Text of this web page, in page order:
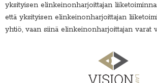
yksityisen elinkeinonharjoittajan
että yksityisen elinkeinonharjoittajan
yhtiö, vaan siinä elinkeinonharjoittajan varat